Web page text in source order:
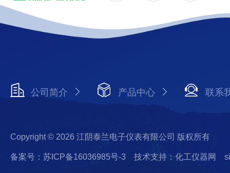
公司简介 产品中心 联系
Copyright © 2026 江阴泰兰电子仪表有限公司 版权所有
备案号：苏ICP备16036985号-3 技术支持：化工仪器网